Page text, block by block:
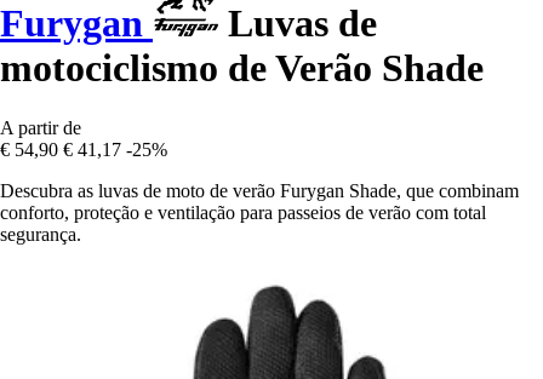
Furygan
Luvas de
motociclismo de Verão Shade
A partir de
€ 54,90 € 41,17 -25%
Descubra as luvas de moto de verão Furygan Shade, que combinam
conforto, proteção e ventilação para passeios de verão com total
segurança.